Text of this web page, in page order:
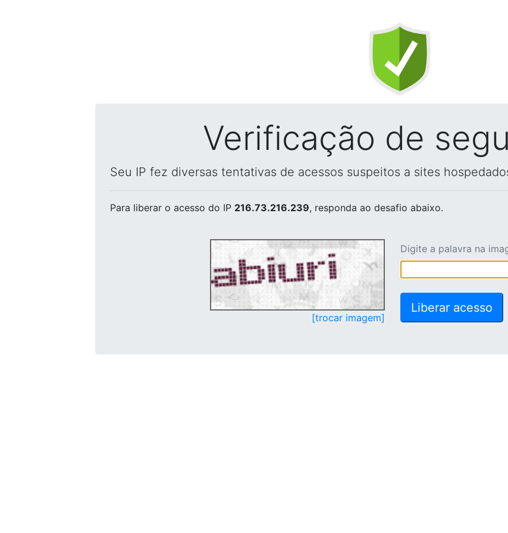
Verificação de
Seu IP fez diversas tentativas de acessos suspeitos a sites
Para liberar o acesso do IP 216.73.216.239, responda ao desafio abaixo.
[trocar imagem]
Digite a palavra na